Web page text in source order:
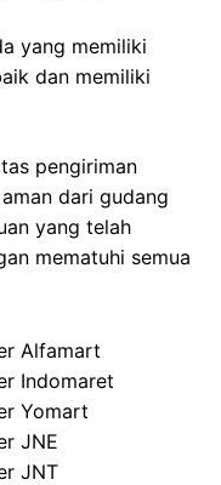
yang memiliki
dan memiliki
pengiriman
dari gudang
yang telah
mematuhi semua
Alfamart
Indomaret
Yomart
JNE
JNT